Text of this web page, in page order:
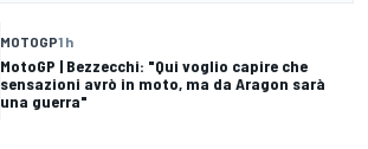
MOTOGP1 h
MotoGP | Bezzecchi: "Qui voglio capire che
sensazioni avrò in moto, ma da Aragon sarà
una guerra"